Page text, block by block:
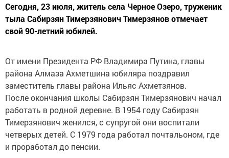
Сегодня, 23 июля, житель села Черное Озеро, труженик
тыла Сабирзян Тимерзянович Тимерзянов отмечает
свой 90-летний юбилей.
От имени Президента РФ Владимира Путина, главы
района Алмаза Ахметшина юбиляра поздравил
заместитель главы района Ильяс Ахметзянов.
После окончания школы Сабирзян Тимерзянович начал
работать в родной деревне. В 1954 году Сабирзян
Тимерзянович женился, с супругой они воспитали
четверых детей. С 1979 года работал почтальоном, где
и проработал до пенсии.